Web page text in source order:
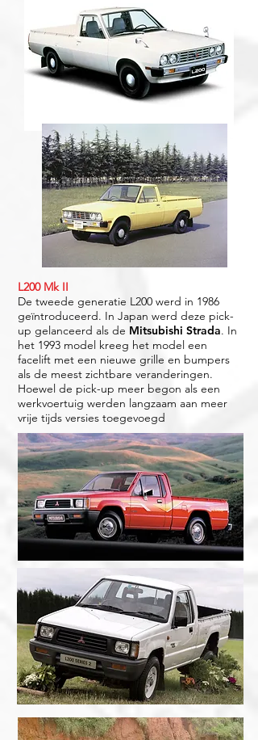
L200 Mk II
De tweede generatie L200 werd in 1986
geïntroduceerd. In Japan werd deze pick-
up gelanceerd als de Mitsubishi Strada. In
het 1993 model kreeg het model een
facelift met een nieuwe grille en bumpers
als de meest zichtbare veranderingen.
Hoewel de pick-up meer begon als een
werkvoertuig werden langzaam aan meer
vrije tijds versies toegevoegd